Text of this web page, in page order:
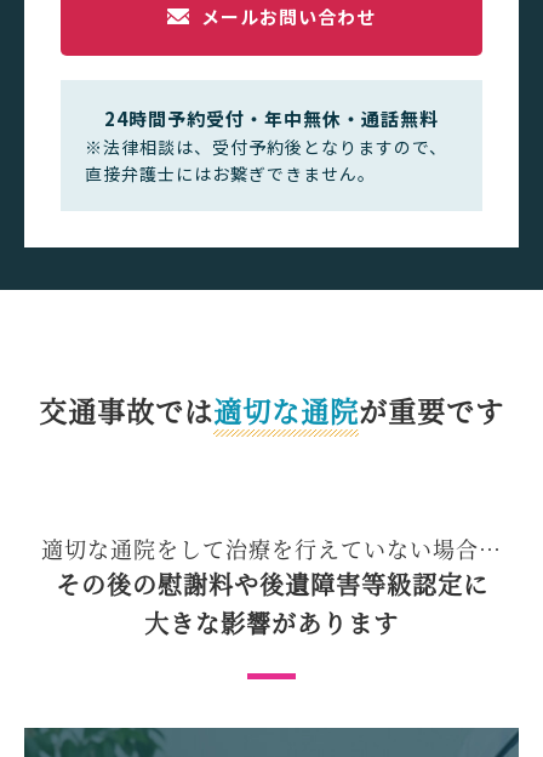
メールお問い合わせ
24時間予約受付・年中無休・通話無料
※法律相談は、受付予約後となりますので、
直接弁護士にはお繋ぎできません。
交通事故では適切な通院が重要です
適切な通院をして治療を行えていない場合…
その後の慰謝料や後遺障害等級認定に
大きな影響があります